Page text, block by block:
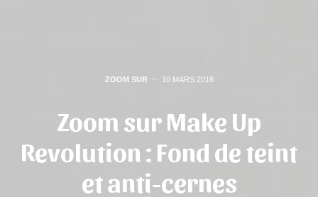
ZOOM SUR 10 MARS 2018
Zoom sur Make Up
Revolution : Fond de teint
et anti-cernes